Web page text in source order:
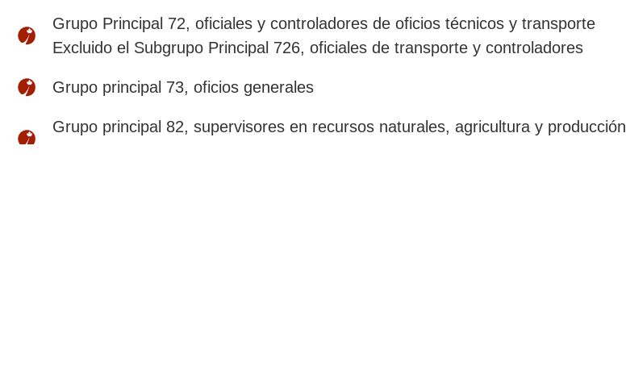
Grupo Principal 72, oficiales y controladores de oficios técnicos y transporte
Excluido el Subgrupo Principal 726, oficiales de transporte y controladores
Grupo principal 73, oficios generales
Grupo principal 82, supervisores en recursos naturales, agricultura y producción